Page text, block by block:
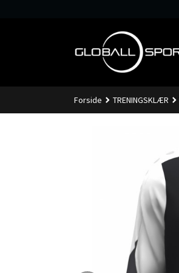
Forside TRENINGSKLÆR